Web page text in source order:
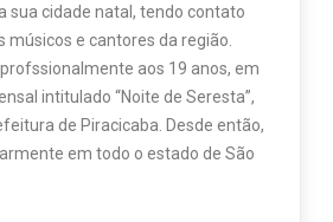
sua cidade natal, tendo contato
músicos e cantores da região.
aos 19 anos, em
intitulado “Noite de Seresta”,
de Piracicaba. Desde então,
em todo o estado de São